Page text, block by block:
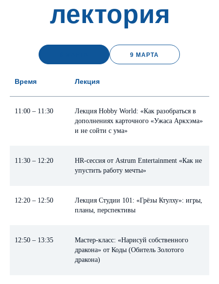
9 МАРТА
Время Лекция
11:00 – 11:30
Лекция Hobby World: «Как разобраться в
дополнениях карточного «Ужаса Аркхэма»
и не сойти с ума»
11:30 – 12:20
HR-сессия от Astrum Entertainment «Как не
упустить работу мечты»
12:20 – 12:50
Лекция Студии 101: «Грёзы Ктулху»: игры,
планы, перспективы
12:50 – 13:35
Мастер-класс: «Нарисуй собственного
дракона» от Коды (Обитель Золотого
дракона)